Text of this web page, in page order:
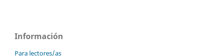
Información
Para lectores/as